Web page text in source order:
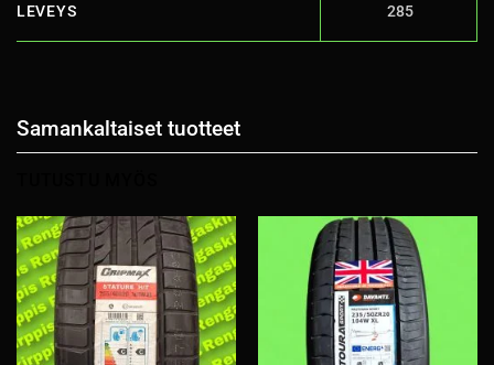
LEVEYS 285
Samankaltaiset tuotteet